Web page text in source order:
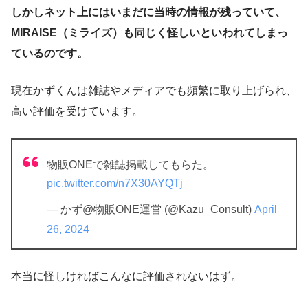
しかしネット上にはいまだに当時の情報が残っていて、
MIRAISE（ミライズ）も同じく怪しいといわれてしまっ
ているのです。
現在かずくんは雑誌やメディアでも頻繁に取り上げられ、
高い評価を受けています。
物販ONEで雑誌掲載してもらた。
pic.twitter.com/n7X30AYQTj
— かず@物販ONE運営 (@Kazu_Consult) April
26, 2024
本当に怪しければこんなに評価されないはず。